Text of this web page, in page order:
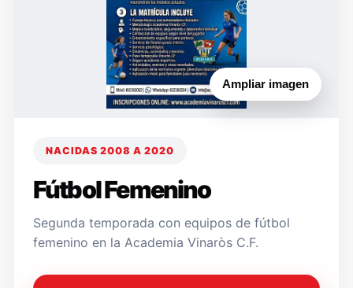
Ampliar imagen
NACIDAS 2008 A 2020
Fútbol Femenino
Segunda temporada con equipos de fútbol
femenino en la Academia Vinaròs C.F.